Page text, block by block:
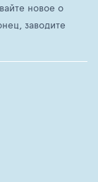
новое о
заводите